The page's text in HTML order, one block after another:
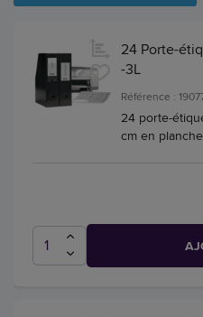
24 Porte-
-3L
Référence :
24 porte-
cm en